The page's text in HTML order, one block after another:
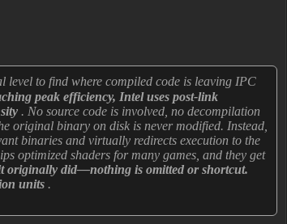
to find where compiled code is leaving IPC
peak efficiency, Intel uses post-link
. No source code is involved, no decompilation
original binary on disk is never modified. Instead,
binaries and virtually redirects execution to the
optimized shaders for many games, and they get
originally did—nothing is omitted or shortcut.
units.